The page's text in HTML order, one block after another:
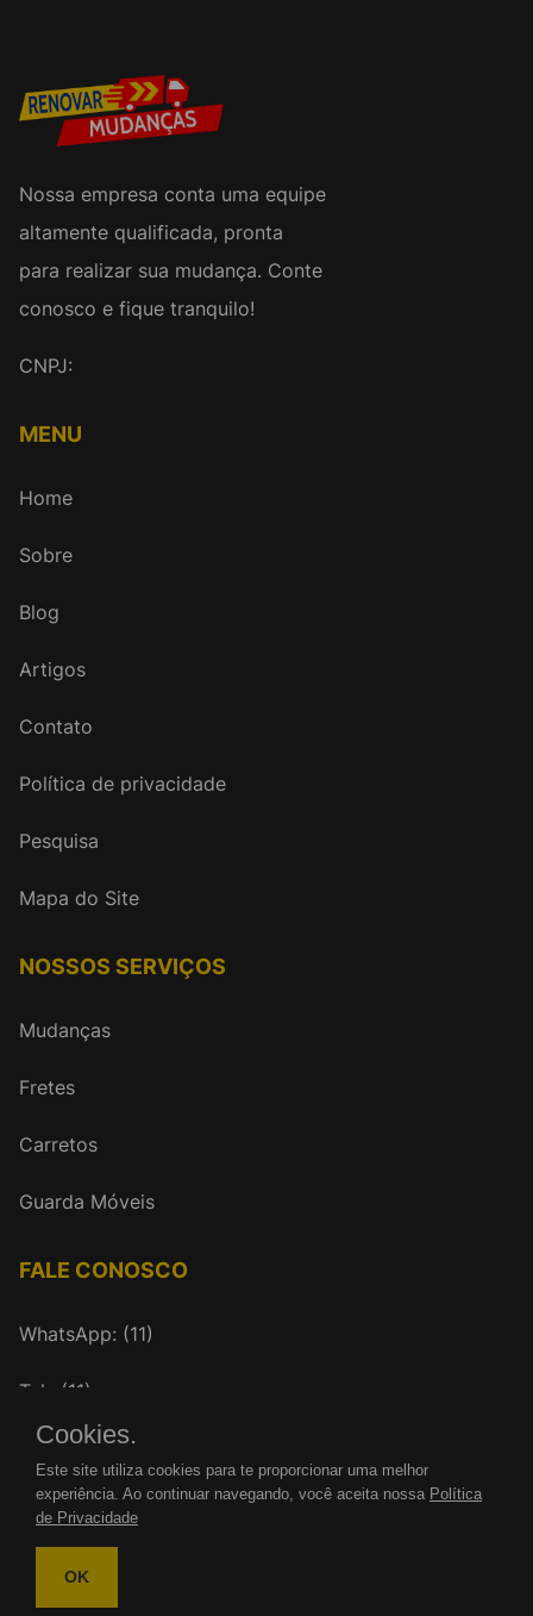
Nossa empresa conta uma equipe
altamente qualificada, pronta
para realizar sua mudança. Conte
conosco e fique tranquilo!
CNPJ:
MENU
Home
Sobre
Blog
Artigos
Contato
Política de privacidade
Pesquisa
Mapa do Site
NOSSOS SERVIÇOS
Mudanças
Fretes
Carretos
Guarda Móveis
FALE CONOSCO
WhatsApp: (11)
Tel.: (11)
mudancasrenovar@gmail.com
Cookies.
Este site utiliza cookies para te proporcionar uma melhor
experiência. Ao continuar navegando, você aceita nossa Política
de Privacidade
OK